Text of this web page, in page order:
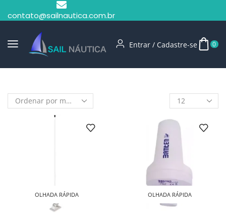
contato@sailnautica.com.br
Entrar / Cadastre-se 0
OLHADA RÁPIDA OLHADA RÁPIDA